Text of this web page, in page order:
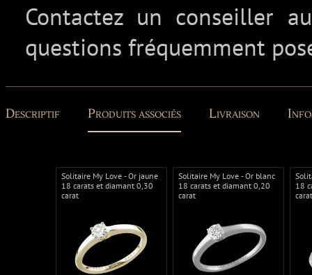
Contactez un conseiller
questions fréquemment
Descriptif Produits associés Livraison
Solitaire My Love - Or jaune
18 carats et diamant 0,30
carat
Solitaire My Love - Or blanc
18 carats et diamant 0,20
carat
18